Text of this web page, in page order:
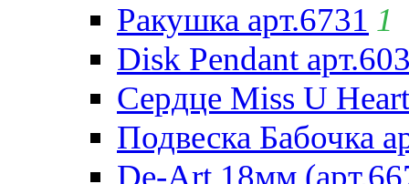
Ракушка арт.6731 1
Disk Pendant
Сердце Miss U
Подвеска Бабочка
De-Art 18мм